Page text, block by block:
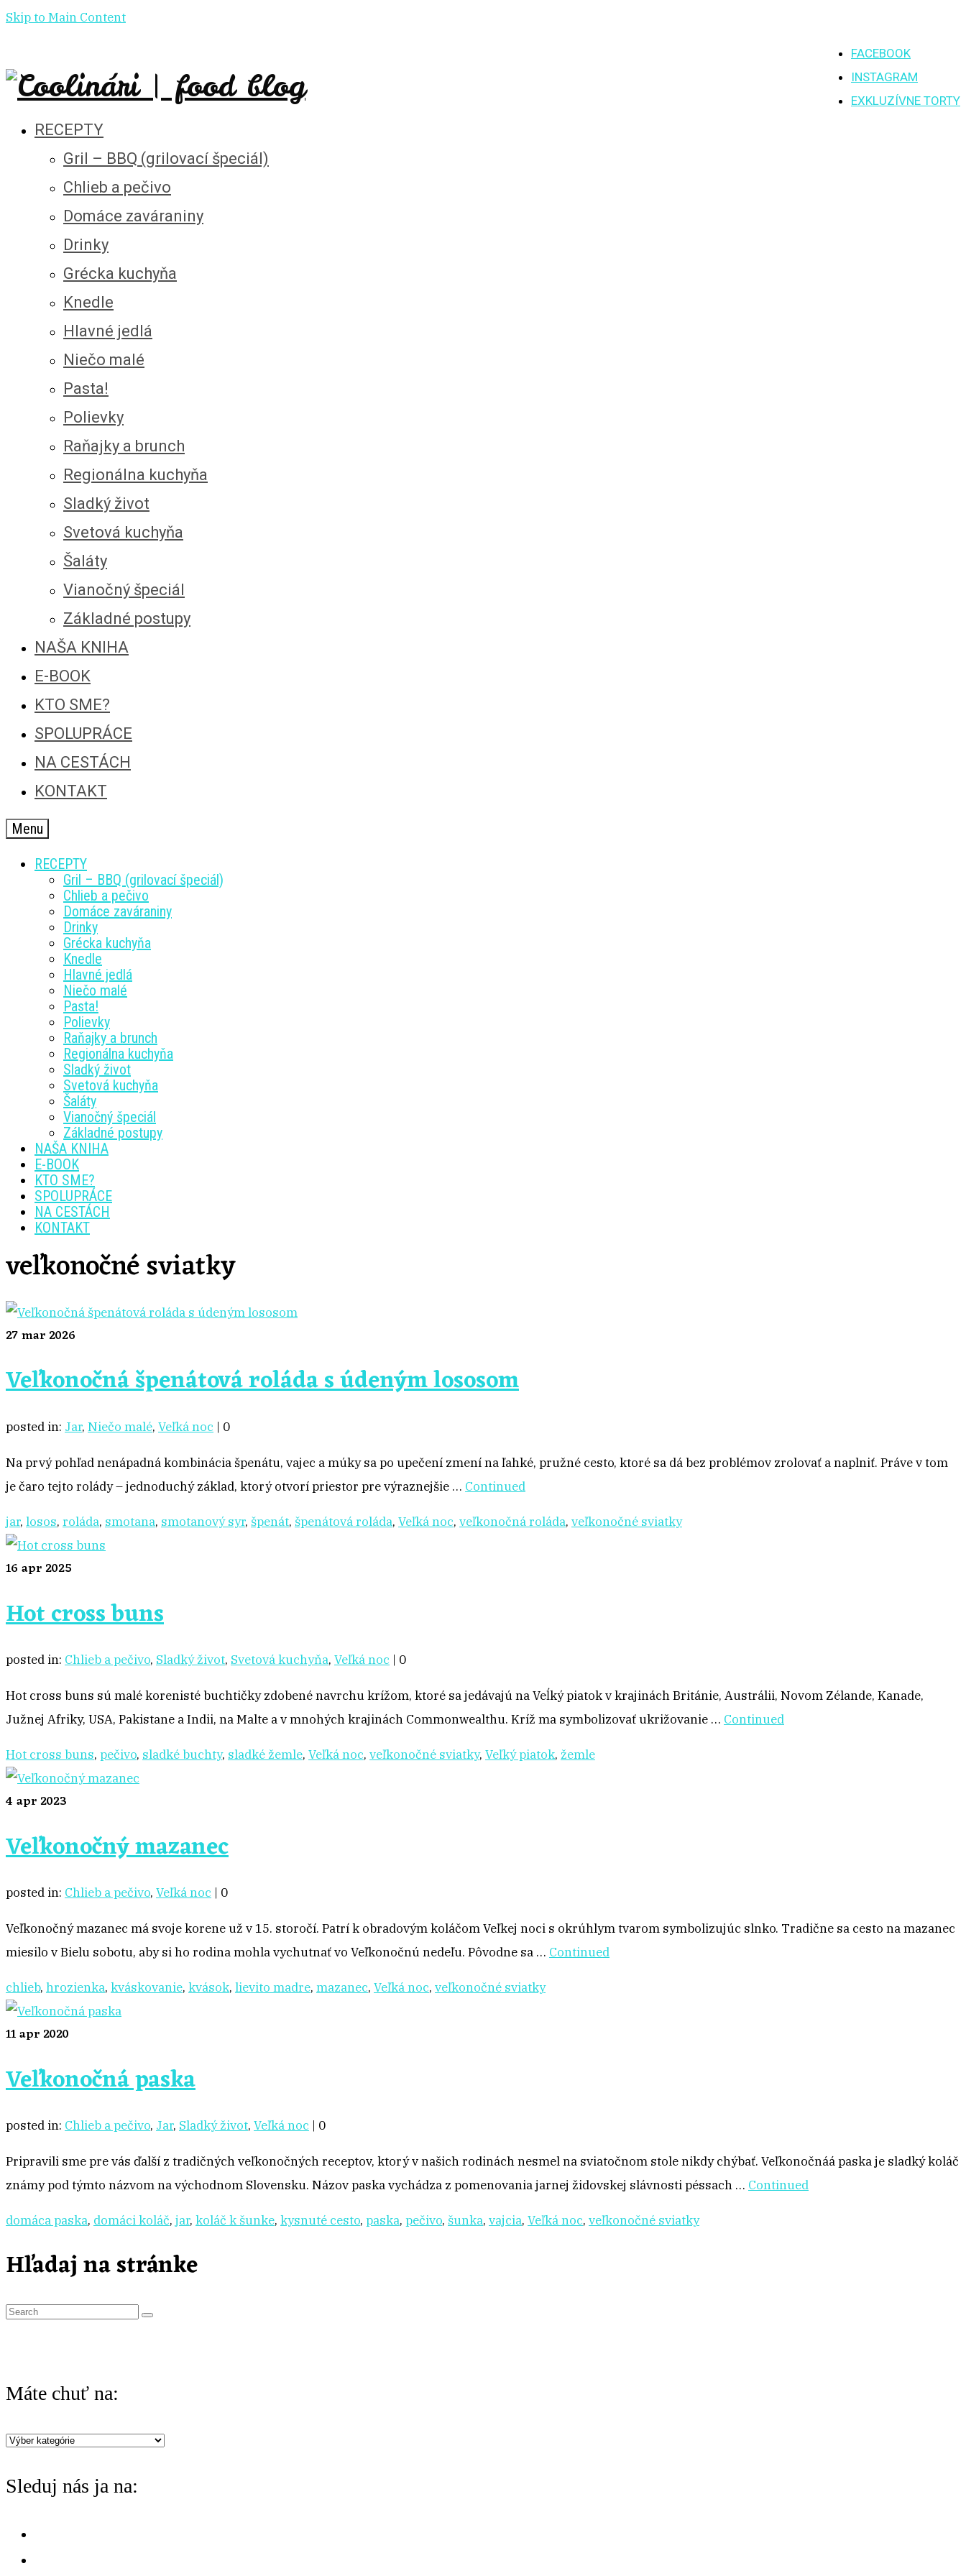
Skip to Main Content
FACEBOOK
INSTAGRAM
EXKLUZÍVNE TORTY
RECEPTY
Gril – BBQ (grilovací špeciál)
Chlieb a pečivo
Domáce zaváraniny
Drinky
Grécka kuchyňa
Knedle
Hlavné jedlá
Niečo malé
Pasta!
Polievky
Raňajky a brunch
Regionálna kuchyňa
Sladký život
Svetová kuchyňa
Šaláty
Vianočný špeciál
Základné postupy
NAŠA KNIHA
E-BOOK
KTO SME?
SPOLUPRÁCE
NA CESTÁCH
KONTAKT
Menu
RECEPTY
Gril – BBQ (grilovací špeciál)
Chlieb a pečivo
Domáce zaváraniny
Drinky
Grécka kuchyňa
Knedle
Hlavné jedlá
Niečo malé
Pasta!
Polievky
Raňajky a brunch
Regionálna kuchyňa
Sladký život
Svetová kuchyňa
Šaláty
Vianočný špeciál
Základné postupy
NAŠA KNIHA
E-BOOK
KTO SME?
SPOLUPRÁCE
NA CESTÁCH
KONTAKT
veľkonočné sviatky
27mar 2026
Veľkonočná špenátová roláda s údeným lososom
posted in: Jar, Niečo malé, Veľká noc | 0
Na prvý pohľad nenápadná kombinácia špenátu, vajec a múky sa po upečení zmení na ľahké, pružné cesto, ktoré sa dá bez problémov zrolovať a naplniť. Práve v tom
je čaro tejto rolády – jednoduchý základ, ktorý otvorí priestor pre výraznejšie … Continued
jar, losos, roláda, smotana, smotanový syr, špenát, špenátová roláda, Veľká noc, veľkonočná roláda, veľkonočné sviatky
16 apr 2025
Hot cross buns
posted in: Chlieb a pečivo, Sladký život, Svetová kuchyňa, Veľká noc | 0
Hot cross buns sú malé korenisté buchtičky zdobené navrchu krížom, ktoré sa jedávajú na Veĺký piatok v krajinách Británie, Austrálii, Novom Zélande, Kanade,
Južnej Afriky, USA, Pakistane a Indii, na Malte a v mnohých krajinách Commonwealthu. Kríž ma symbolizovať ukrižovanie … Continued
Hot cross buns, pečivo, sladké buchty, sladké žemle, Veľká noc, veľkonočné sviatky, Veľký piatok, žemle
4 apr 2023
Veľkonočný mazanec
posted in: Chlieb a pečivo, Veľká noc | 0
Veľkonočný mazanec má svoje korene už v 15. storočí. Patrí k obradovým koláčom Veľkej noci s okrúhlym tvarom symbolizujúc slnko. Tradične sa cesto na mazanec
miesilo v Bielu sobotu, aby si ho rodina mohla vychutnať vo Veľkonočnú nedeľu. Pôvodne sa … Continued
chlieb, hrozienka, kváskovanie, kvások, lievito madre, mazanec, Veľká noc, veľkonočné sviatky
11apr 2020
Veľkonočná paska
posted in: Chlieb a pečivo, Jar, Sladký život, Veľká noc | 0
Pripravili sme pre vás ďalší z tradičných veľkonočných receptov, ktorý v našich rodinách nesmel na sviatočnom stole nikdy chýbať. Veľkonočnáá paska je sladký koláč
známy pod týmto názvom na východnom Slovensku. Názov paska vychádza z pomenovania jarnej židovskej slávnosti péssach … Continued
domáca paska, domáci koláč, jar, koláč k šunke, kysnuté cesto, paska, pečivo, šunka, vajcia, Veľká noc, veľkonočné sviatky
Hľadaj na stránke
S
c
f
o
Máte chuť na:
Máte
na:
Sleduj nás ja na: